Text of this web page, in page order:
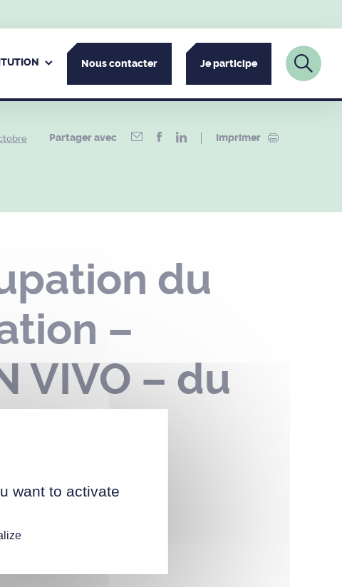
Nous contacter Je participe
Partager avec Imprimer
du
–
VIVO – du
want to activate